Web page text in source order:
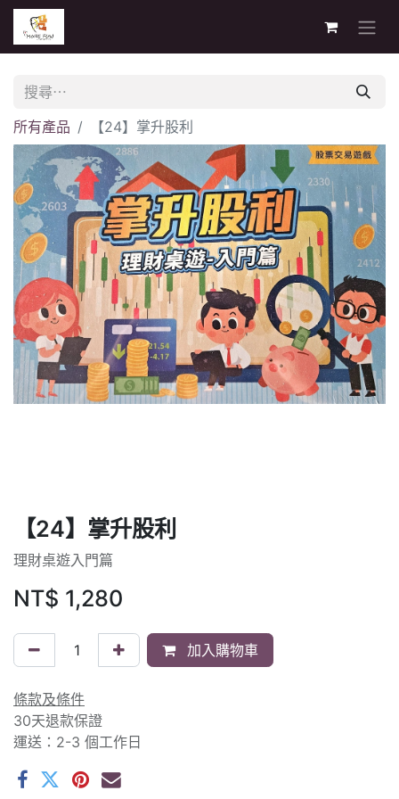
所有產品 【24】掌升股利
【24】掌升股利
理財桌遊入門篇
NT$ 1,280
加入購物車
條款及條件
30天退款保證
運送：2-3 個工作日